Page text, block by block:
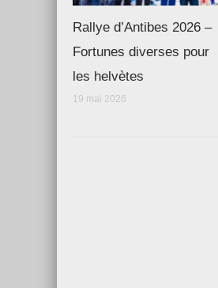
Rallye d’Antibes 2026 –
Fortunes diverses pour
les helvètes
19 mai 2026